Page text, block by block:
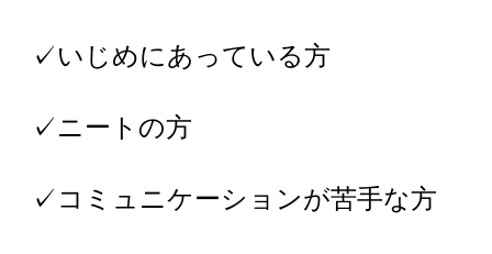
✓いじめにあっている方
✓ニートの方
✓コミュニケーションが苦手な方